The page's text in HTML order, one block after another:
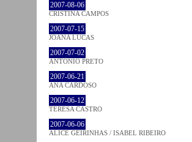
2007-08-06
CRISTINA CAMPOS
2007-07-15
JOANA LUCAS
2007-07-02
ANTÓNIO PRETO
2007-06-21
ANA CARDOSO
2007-06-12
TERESA CASTRO
2007-06-06
ALICE GEIRINHAS / ISABEL RIBEIRO